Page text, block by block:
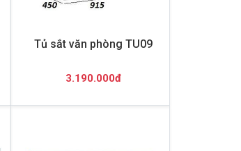
Tủ sắt văn phòng TU09
3.190.000đ